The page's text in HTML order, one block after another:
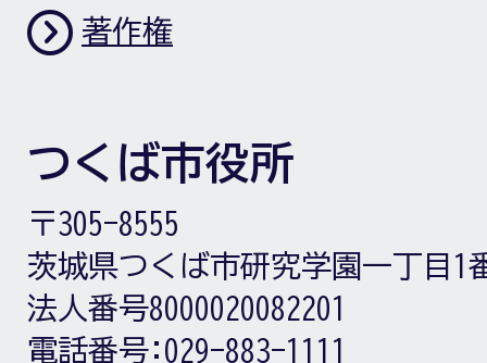
著作権
つくば市役所
〒305-8555
茨城県つくば市研究学園一丁目1
法人番号8000020082201
電話番号: 029-883-1111